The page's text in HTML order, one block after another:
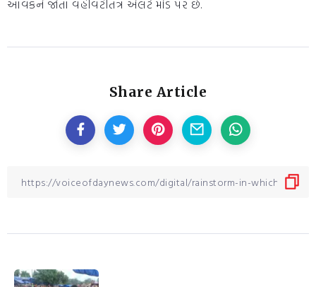
આવકને જોતા વહીવટીતંત્ર એલર્ટ મોડ પર છે.
Share Article